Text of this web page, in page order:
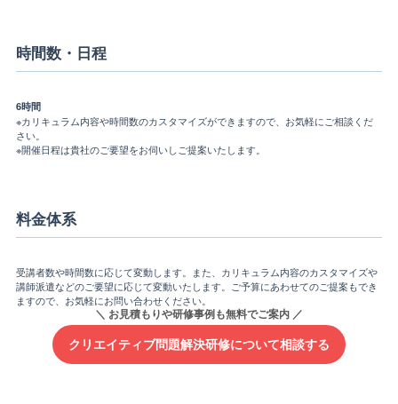
時間数・日程
6時間
※カリキュラム内容や時間数のカスタマイズができますので、お気軽にご相談くだ
さい。
※開催日程は貴社のご要望をお伺いしご提案いたします。
料金体系
受講者数や時間数に応じて変動します。また、カリキュラム内容のカスタマイズや
講師派遣などのご要望に応じて変動いたします。ご予算にあわせてのご提案もでき
ますので、お気軽にお問い合わせください。
クリエイティブ問題解決研修について相談する